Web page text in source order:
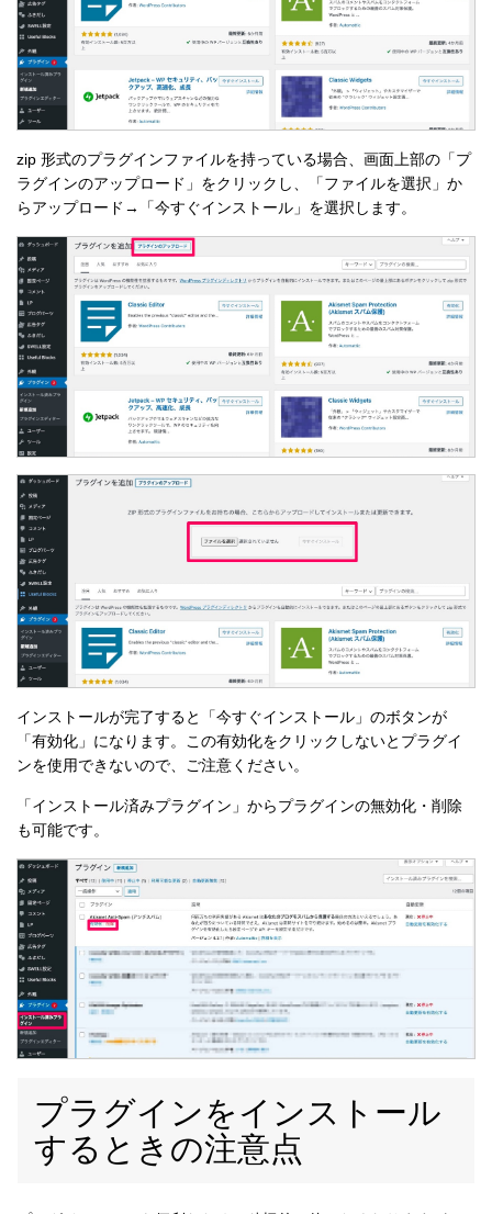
zip 形式のプラグインファイルを持っている場合、画面上部の「プ
ラグインのアップロード」をクリックし、「ファイルを選択」か
らアップロード→「今すぐインストール」を選択します。
インストールが完了すると「今すぐインストール」のボタンが
「有効化」になります。この有効化をクリックしないとプラグイ
ンを使用できないので、ご注意ください。
「インストール済みプラグイン」からプラグインの無効化・削除
も可能です。
プラグインをインストール
するときの注意点